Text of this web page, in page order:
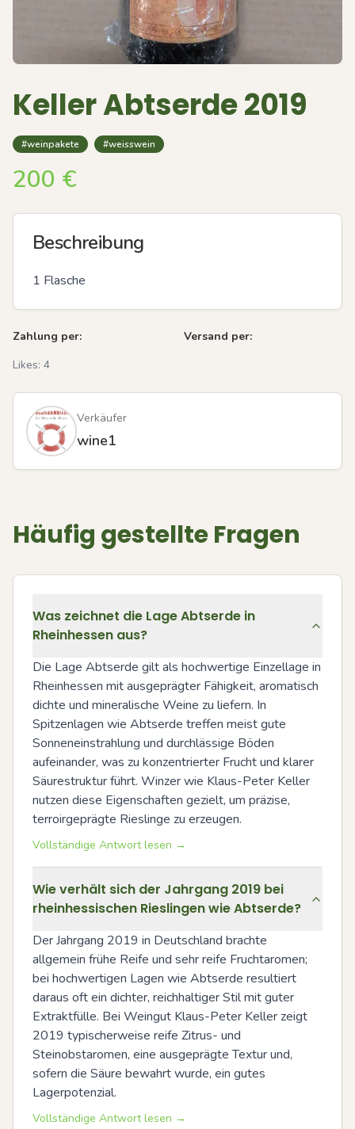
Keller Abtserde 2019
#weinpakete #weisswein
200 €
Beschreibung
1 Flasche
Zahlung per:
Versand per:
Likes: 4
Verkäufer
wine1
Häufig gestellte Fragen
Was zeichnet die Lage Abtserde in
Rheinhessen aus?
Die Lage Abtserde gilt als hochwertige Einzellage in
Rheinhessen mit ausgeprägter Fähigkeit, aromatisch
dichte und mineralische Weine zu liefern. In
Spitzenlagen wie Abtserde treffen meist gute
Sonneneinstrahlung und durchlässige Böden
aufeinander, was zu konzentrierter Frucht und klarer
Säurestruktur führt. Winzer wie Klaus-Peter Keller
nutzen diese Eigenschaften gezielt, um präzise,
terroirgeprägte Rieslinge zu erzeugen.
Vollständige Antwort lesen →
Wie verhält sich der Jahrgang 2019 bei
rheinhessischen Rieslingen wie Abtserde?
Der Jahrgang 2019 in Deutschland brachte
allgemein frühe Reife und sehr reife Fruchtaromen;
bei hochwertigen Lagen wie Abtserde resultiert
daraus oft ein dichter, reichhaltiger Stil mit guter
Extraktfülle. Bei Weingut Klaus-Peter Keller zeigt
2019 typischerweise reife Zitrus- und
Steinobstaromen, eine ausgeprägte Textur und,
sofern die Säure bewahrt wurde, ein gutes
Lagerpotenzial.
Vollständige Antwort lesen →